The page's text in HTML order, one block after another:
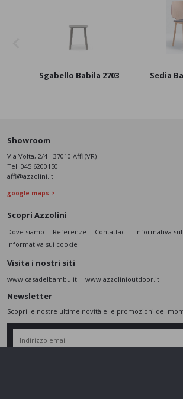
Sgabello Babila 2703 Sedia
Showroom
Via Volta, 2/4 - 37010 Affi (VR)
Tel: 045 6200150
affi@azzolini.it
google maps >
Scopri Azzolini
Dove siamo Referenze Contattaci
Informativa
Informativa sui cookie
Visita i nostri siti
www.casadelbambu.it www.azzolinioutdoor.it
Newsletter
Scopri le nostre ultime novità e le promozioni del